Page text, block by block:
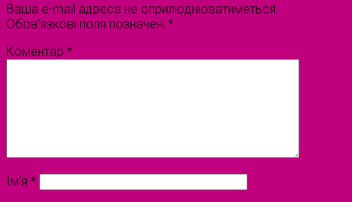
Ваша e-mail адреса не оприлюднюватиметься.
Обов’язкові поля позначені *
Коментар *
Ім'я *